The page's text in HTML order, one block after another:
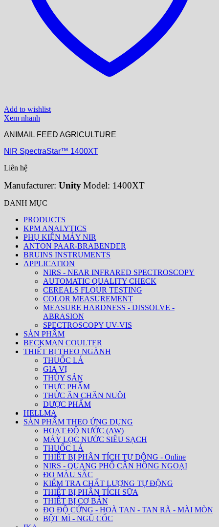
Add to wishlist
Xem nhanh
ANIMAIL FEED AGRICULTURE
NIR SpectraStar™ 1400XT
Liên hệ
Manufacturer: UnityModel: 1400XT
DANH MỤC
PRODUCTS
KPM ANALYTICS
PHỤ KIỆN MÁY NIR
ANTON PAAR-BRABENDER
BRUINS INSTRUMENTS
APPLICATION
NIRS - NEAR INFRARED SPECTROSCOPY
AUTOMATIC QUALITY CHECK
CEREALS FLOUR TESTING
COLOR MEASUREMENT
MEASURE HARDNESS - DISSOLVE -
ABRASION
SPECTROSCOPY UV-VIS
SẢN PHẨM
BECKMAN COULTER
THIẾT BỊ THEO NGÀNH
THUỐC LÁ
GIA VỊ
THỦY SẢN
THỰC PHẨM
THỨC ĂN CHĂN NUÔI
DƯỢC PHẨM
HELLMA
SẢN PHẨM THEO ỨNG DỤNG
HOẠT ĐỘ NƯỚC (AW)
MÁY LỌC NƯỚC SIÊU SẠCH
THUỐC LÁ
THIẾT BỊ PHÂN TÍCH TỰ ĐỘNG - Online
NIRS - QUANG PHỔ CẬN HỒNG NGOẠI
ĐO MÀU SẮC
KIỂM TRA CHẤT LƯỢNG TỰ ĐỘNG
THIẾT BỊ PHÂN TÍCH SỮA
THIẾT BỊ CƠ BẢN
ĐO ĐỘ CỨNG - HOÀ TAN - TAN RÃ - MÀI MÒN
BỘT MÌ - NGŨ CỐC